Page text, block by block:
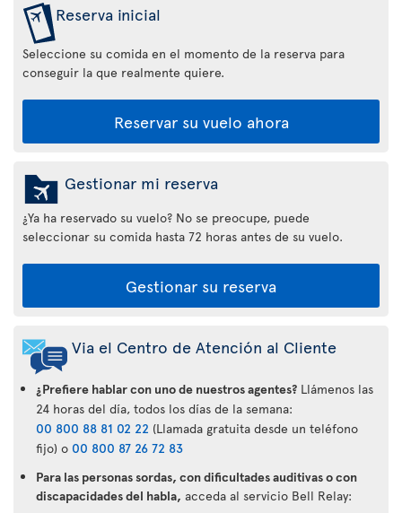
Reserva inicial
Seleccione su comida en el momento de la reserva para
conseguir la que realmente quiere.
Reservar su vuelo ahora
Gestionar mi reserva
¿Ya ha reservado su vuelo? No se preocupe, puede
seleccionar su comida hasta 72 horas antes de su vuelo.
Gestionar su reserva
Via el Centro de Atención al Cliente
¿Prefiere hablar con uno de nuestros agentes? Llámenos las
24 horas del día, todos los días de la semana:
00 800 88 81 02 22 (Llamada gratuita desde un teléfono
fijo) o 00 800 87 26 72 83
Para las personas sordas, con dificultades auditivas o con
discapacidades del habla, acceda al servicio Bell Relay: